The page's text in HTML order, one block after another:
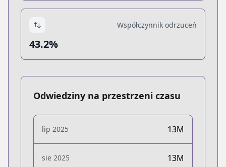
Współczynnik odrzuceń
43.2%
Odwiedziny na przestrzeni czasu
lip 2025 13M
sie 2025 13M